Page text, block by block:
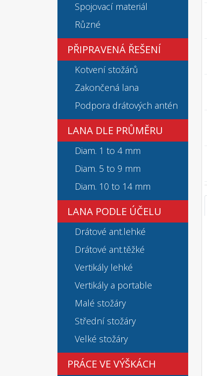
Spojovací materiál
Různé
PŘIPRAVENÁ ŘEŠENÍ
Kotvení stožárů
Zakončená lana
Podpora drátových antén
LANA DLE PRŮMĚRU
Diam. 1 to 4 mm
Diam. 5 to 9 mm
Diam. 10 to 14 mm
LANA PODLE ÚČELU
Drátové ant.lehké
Drátové ant.těžké
Vertikály lehké
Vertikály a portable
Malé stožáry
Střední stožáry
Velké stožáry
PRÁCE VE VÝŠKÁCH